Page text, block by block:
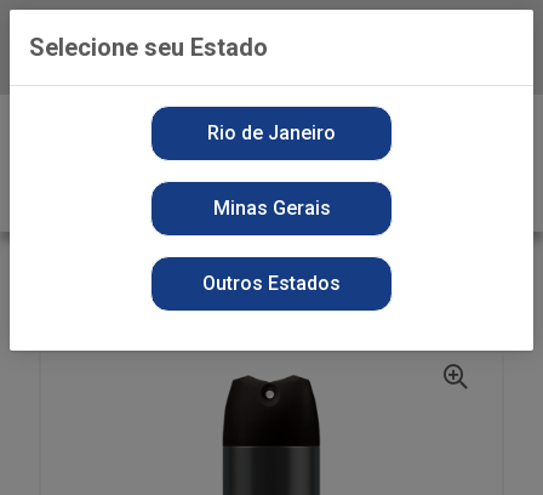
Baixe já o APP da Playvender
PERFUMARIA
DEO COLONIA
DES ABOVE 150ML DERMACLIN MEN 96H
Selecione seu Estado
Rio de Janeiro
Minas Gerais
Outros Estados